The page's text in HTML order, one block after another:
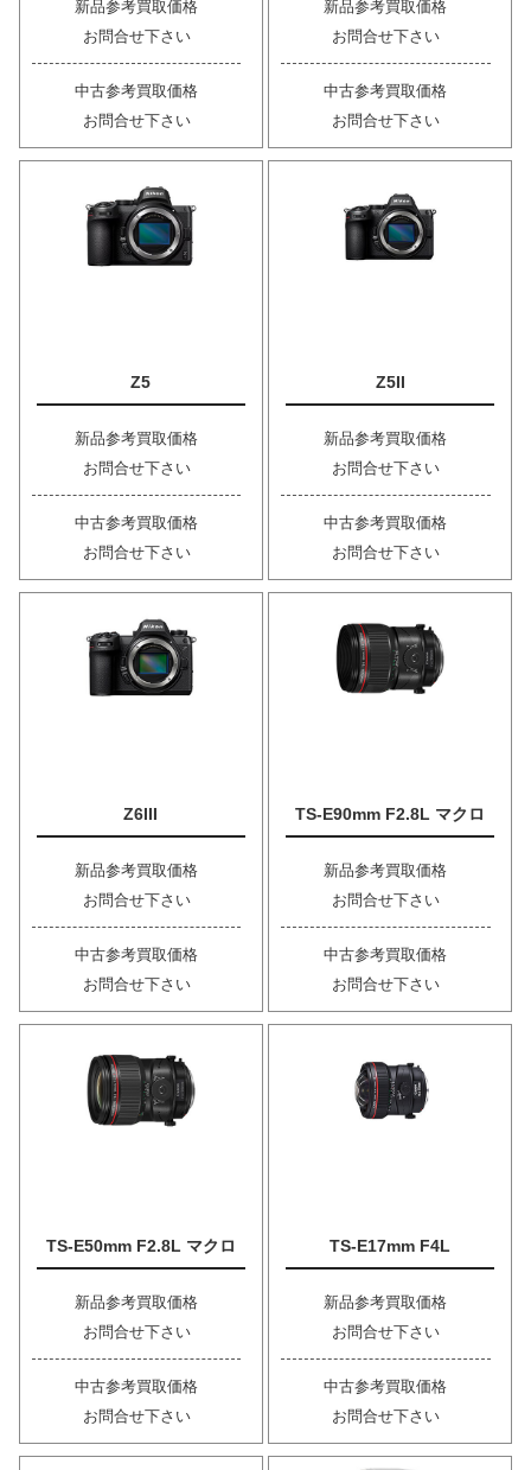
新品参考買取価格
お問合せ下さい
中古参考買取価格
お問合せ下さい
新品参考買取価格
お問合せ下さい
中古参考買取価格
お問合せ下さい
Z5
新品参考買取価格
お問合せ下さい
中古参考買取価格
お問合せ下さい
Z5II
新品参考買取価格
お問合せ下さい
中古参考買取価格
お問合せ下さい
Z6III
新品参考買取価格
お問合せ下さい
中古参考買取価格
お問合せ下さい
TS-E90mm F2.8L マクロ
新品参考買取価格
お問合せ下さい
中古参考買取価格
お問合せ下さい
TS-E50mm F2.8L マクロ
新品参考買取価格
お問合せ下さい
中古参考買取価格
お問合せ下さい
TS-E17mm F4L
新品参考買取価格
お問合せ下さい
中古参考買取価格
お問合せ下さい